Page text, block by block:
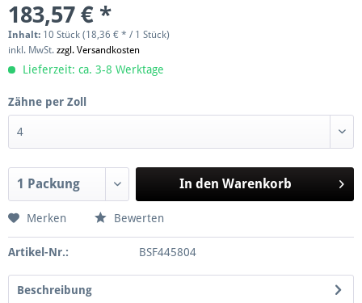
183,57 € *
Inhalt: 10 Stück (18,36 € * / 1 Stück)
inkl. MwSt. zzgl. Versandkosten
Lieferzeit: ca. 3-8 Werktage
Zähne per Zoll
In den Warenkorb
Merken Bewerten
Artikel-Nr.: BSF445804
Beschreibung